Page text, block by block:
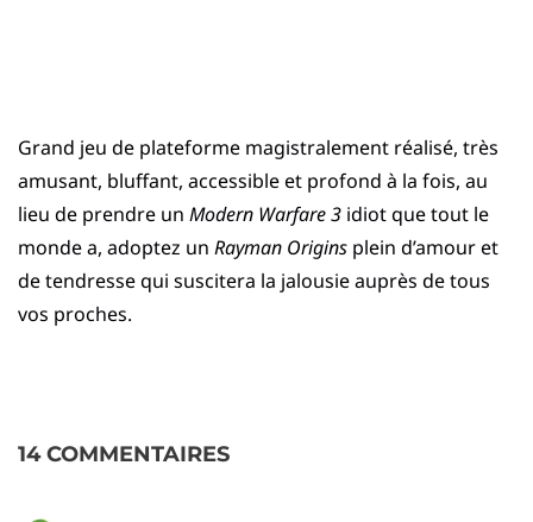
Grand jeu de plateforme magistralement réalisé, très
amusant, bluffant, accessible et profond à la fois, au
lieu de prendre un Modern Warfare 3 idiot que tout le
monde a, adoptez un Rayman Origins plein d’amour et
de tendresse qui suscitera la jalousie auprès de tous
vos proches.
14 COMMENTAIRES